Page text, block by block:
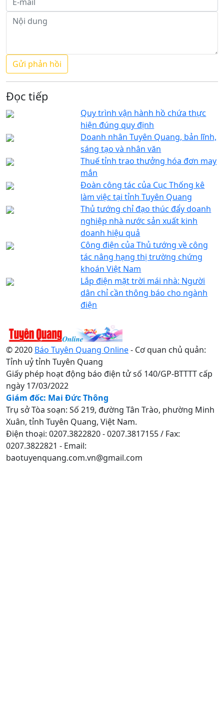
Đọc tiếp
Quy trình vận hành hồ chứa thực
hiện đúng quy định
Doanh nhân Tuyên Quang, bản lĩnh,
sáng tạo và nhân văn
Thuế tỉnh trao thưởng hóa đơn may
mắn
Đoàn công tác của Cục Thống kê
làm việc tại tỉnh Tuyên Quang
Thủ tướng chỉ đạo thúc đẩy doanh
nghiệp nhà nước sản xuất kinh
doanh hiệu quả
Công điện của Thủ tướng về công
tác nâng hạng thị trường chứng
khoán Việt Nam
Lắp điện mặt trời mái nhà: Người
dân chỉ cần thông báo cho ngành
điện
© 2020 Báo Tuyên Quang Online- Cơ quan chủ quản:
Tỉnh uỷ tỉnh Tuyên Quang
Giấy phép hoạt động báo điện tử số 140/GP-BTTTT cấp
ngày 17/03/2022
Giám đốc: Mai Đức Thông
Trụ sở Tòa soạn: Số 219, đường Tân Trào, phường Minh
Xuân, tỉnh Tuyên Quang, Việt Nam.
Điện thoại: 0207.3822820 - 0207.3817155 / Fax:
0207.3822821 - Email:
baotuyenquang.com.vn@gmail.com